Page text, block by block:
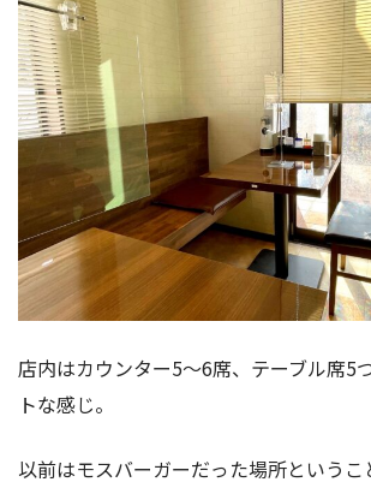
店内はカウンター5〜6席、テーブル席5
トな感じ。
以前はモスバーガーだった場所というこ